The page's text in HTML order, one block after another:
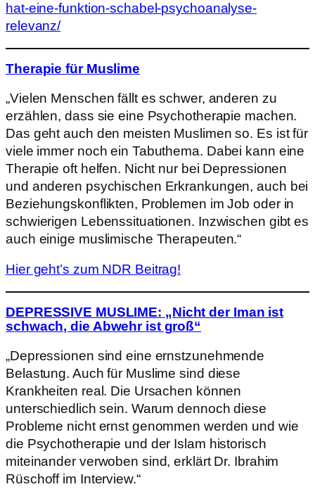
hat-eine-funktion-schabel-psychoanalyse-
relevanz/
Therapie für Muslime
„Vielen Menschen fällt es schwer, anderen zu
erzählen, dass sie eine Psychotherapie machen.
Das geht auch den meisten Muslimen so. Es ist für
viele immer noch ein Tabuthema. Dabei kann eine
Therapie oft helfen. Nicht nur bei Depressionen
und anderen psychischen Erkrankungen, auch bei
Beziehungskonflikten, Problemen im Job oder in
schwierigen Lebenssituationen. Inzwischen gibt es
auch einige muslimische Therapeuten.“
Hier geht’s zum NDR Beitrag!
DEPRESSIVE MUSLIME: „Nicht der Iman ist
schwach, die Abwehr ist groß“
„Depressionen sind eine ernstzunehmende
Belastung. Auch für Muslime sind diese
Krankheiten real. Die Ursachen können
unterschiedlich sein. Warum dennoch diese
Probleme nicht ernst genommen werden und wie
die Psychotherapie und der Islam historisch
miteinander verwoben sind, erklärt Dr. Ibrahim
Rüschoff im Interview.“